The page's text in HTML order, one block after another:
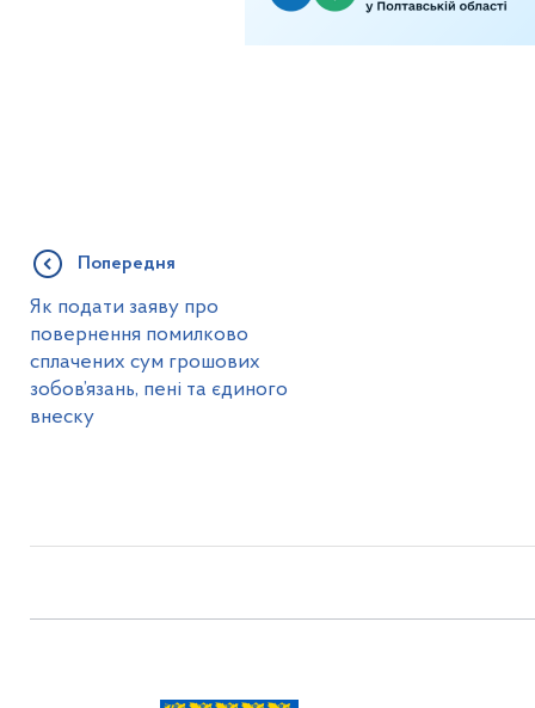
Попередня
Як подати заяву про
повернення помилково
сплачених сум грошових
зобов’язань, пені та єдиного
внеску